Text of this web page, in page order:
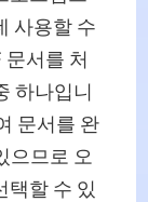
사용할 수
서를 처
하나입니
문서를 완
으므로 오
택할 수 있